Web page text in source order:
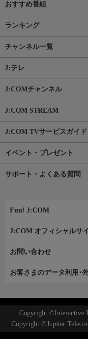
おすすめ番組
ランキング
チャンネル一覧
J:テレ
J:COMチャンネル
J:COM STREAM
J:COM TVサービスガイド
イベント・プレゼント
サポート・よくある質問
Fun! J:COM
J:COM オフィシャルサ
お問い合わせ
お客さまのデータ利用･
Copyright ©Interactive
Copyright ©Jupiter